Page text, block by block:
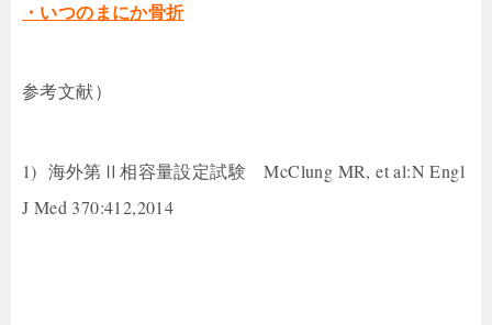
・いつのまにか骨折
参考文献）
1) 海外第Ⅱ相容量設定試験McClung MR, et al:N Engl
J Med 370:412,2014